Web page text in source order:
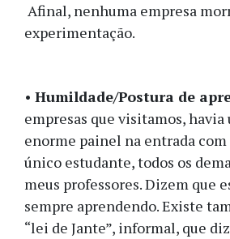
Afinal, nenhuma empresa
experimentação.
• Humildade/Postura de
empresas que visitamos, havia
enorme painel na entrada com
único estudante, todos os
meus professores. Dizem que
sempre aprendendo. Existe
“lei de Jante”, informal, que